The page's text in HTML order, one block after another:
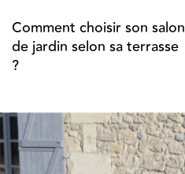
Comment choisir son salon
de jardin selon sa terrasse
?